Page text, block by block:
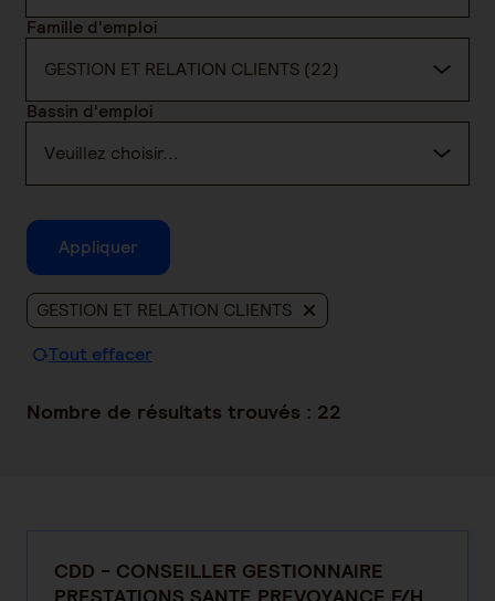
Famille d'emploi
GESTION ET RELATION CLIENTS (22)
Bassin d'emploi
Veuillez choisir...
Appliquer
GESTION ET RELATION CLIENTS
Tout effacer
Nombre de résultats trouvés : 22
CDD - CONSEILLER GESTIONNAIRE